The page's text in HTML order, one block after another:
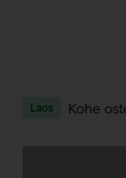
Laos Kohe